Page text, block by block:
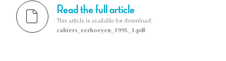
Read the full article
This article is available for download:
cahiers_verhoeyen_1995_1.pdf